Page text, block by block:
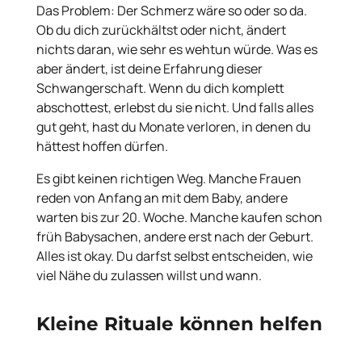
Das Problem: Der Schmerz wäre so oder so da.
Ob du dich zurückhältst oder nicht, ändert
nichts daran, wie sehr es wehtun würde. Was es
aber ändert, ist deine Erfahrung dieser
Schwangerschaft. Wenn du dich komplett
abschottest, erlebst du sie nicht. Und falls alles
gut geht, hast du Monate verloren, in denen du
hättest hoffen dürfen.
Es gibt keinen richtigen Weg. Manche Frauen
reden von Anfang an mit dem Baby, andere
warten bis zur 20. Woche. Manche kaufen schon
früh Babysachen, andere erst nach der Geburt.
Alles ist okay. Du darfst selbst entscheiden, wie
viel Nähe du zulassen willst und wann.
Kleine Rituale können helfen